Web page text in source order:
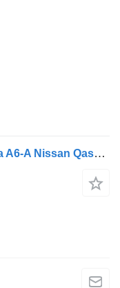
Pinion cutie de viteze Pinion Viteza A6-A Nissan Qashqai 3234200QAB pentru automobil Nissan Qashqai